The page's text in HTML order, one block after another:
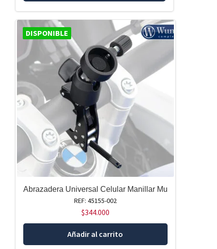
DISPONIBLE
Abrazadera Universal Celular Manillar Mu
REF: 45155-002
$344.000
Añadir al carrito